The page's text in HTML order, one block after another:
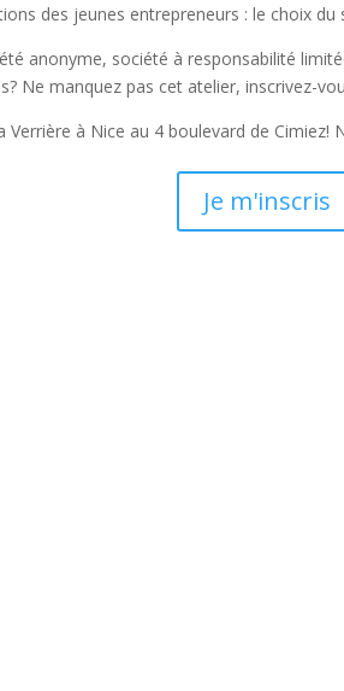
des jeunes entrepreneurs : le choix du
anonyme, société à responsabilité
Ne manquez pas cet atelier, inscrivez-
Verrière à Nice au 4 boulevard de Cimiez!
Je m'inscris